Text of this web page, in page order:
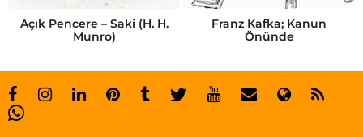
Açık Pencere – Saki (H. H.
Munro)
Franz Kafka; Kanun
Önünde